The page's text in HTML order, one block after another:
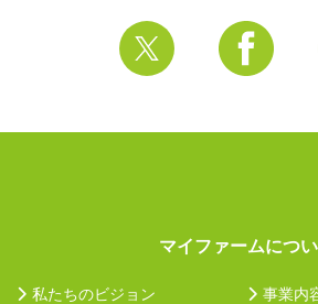
マイファームにつ
私たちのビジョン
事業内